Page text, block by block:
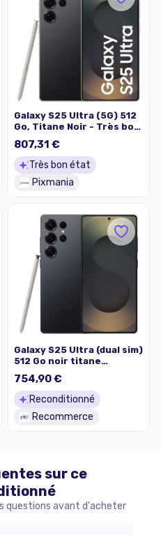
Galaxy S25 Ultra (5G) 512
Go, Titane Noir - Très bon
état
807,31 €
Très bon état
Pixmania
Galaxy S25 Ultra (dual sim)
512 Go noir titane
reconditionné
754,90 €
Reconditionné
Recommerce
sur ce
questions avant d'acheter